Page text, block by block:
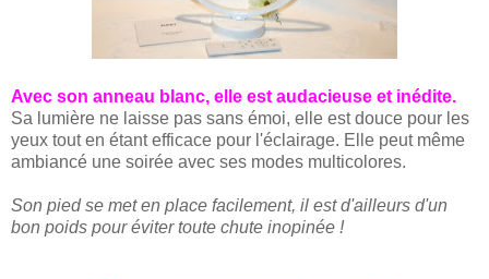
Avec son anneau blanc, elle est audacieuse et inédite.
Sa lumière ne laisse pas sans émoi, elle est douce pour les
yeux tout en étant efficace pour l'éclairage. Elle peut même
ambiancé une soirée avec ses modes multicolores.
Son pied se met en place facilement, il est d'ailleurs d'un
bon poids pour éviter toute chute inopinée !